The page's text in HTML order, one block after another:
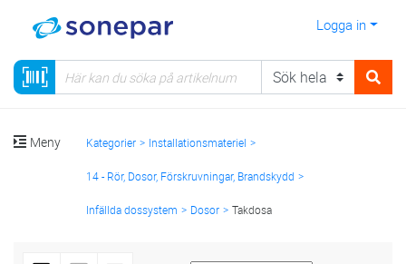
Logga in
Meny Kategorier Installationsmateriel
14 - Rör, Dosor, Förskruvningar, Brandskydd
Infällda dossystem Dosor Takdosa